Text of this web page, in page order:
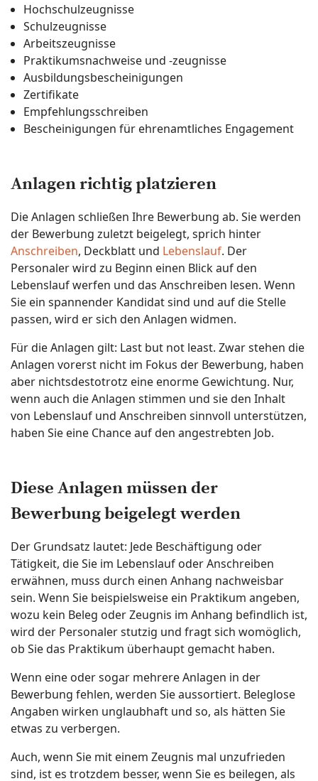
Hochschulzeugnisse
Schulzeugnisse
Arbeitszeugnisse
Praktikumsnachweise und -zeugnisse
Ausbildungsbescheinigungen
Zertifikate
Empfehlungsschreiben
Bescheinigungen für ehrenamtliches Engagement
Anlagen richtig platzieren
Die Anlagen schließen Ihre Bewerbung ab. Sie werden
der Bewerbung zuletzt beigelegt, sprich hinter
Anschreiben, Deckblatt und Lebenslauf. Der
Personaler wird zu Beginn einen Blick auf den
Lebenslauf werfen und das Anschreiben lesen. Wenn
Sie ein spannender Kandidat sind und auf die Stelle
passen, wird er sich den Anlagen widmen.
Für die Anlagen gilt: Last but not least. Zwar stehen die
Anlagen vorerst nicht im Fokus der Bewerbung, haben
aber nichtsdestotrotz eine enorme Gewichtung. Nur,
wenn auch die Anlagen stimmen und sie den Inhalt
von Lebenslauf und Anschreiben sinnvoll unterstützen,
haben Sie eine Chance auf den angestrebten Job.
Diese Anlagen müssen der
Bewerbung beigelegt werden
Der Grundsatz lautet: Jede Beschäftigung oder
Tätigkeit, die Sie im Lebenslauf oder Anschreiben
erwähnen, muss durch einen Anhang nachweisbar
sein. Wenn Sie beispielsweise ein Praktikum angeben,
wozu kein Beleg oder Zeugnis im Anhang befindlich ist,
wird der Personaler stutzig und fragt sich womöglich,
ob Sie das Praktikum überhaupt gemacht haben.
Wenn eine oder sogar mehrere Anlagen in der
Bewerbung fehlen, werden Sie aussortiert. Beleglose
Angaben wirken unglaubhaft und so, als hätten Sie
etwas zu verbergen.
Auch, wenn Sie mit einem Zeugnis mal unzufrieden
sind, ist es trotzdem besser, wenn Sie es beilegen, als